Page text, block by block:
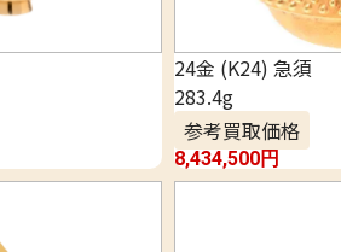
24金 (K24) 急須
283.4g
参考買取価格
8,434,500円